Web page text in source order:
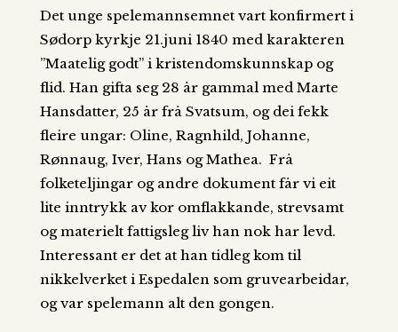
Det unge spelemannsemnet vart konfirmert i
Sødorp kyrkje 21.juni 1840 med karakteren
”Maatelig godt” i kristendomskunnskap og
flid. Han gifta seg 28 år gammal med Marte
Hansdatter, 25 år frå Svatsum, og dei fekk
fleire ungar: Oline, Ragnhild, Johanne,
Rønnaug, Iver, Hans og Mathea. Frå
folketeljingar og andre dokument får vi eit
lite inntrykk av kor omflakkande, strevsamt
og materielt fattigsleg liv han nok har levd.
Interessant er det at han tidleg kom til
nikkelverket i Espedalen som gruvearbeidar,
og var spelemann alt den gongen.